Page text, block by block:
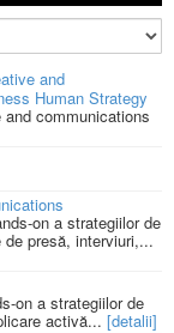
and
Human Strategy
communications
on a strategiilor de
presă, interviuri,...
on a strategiilor de
activă... [detalii]